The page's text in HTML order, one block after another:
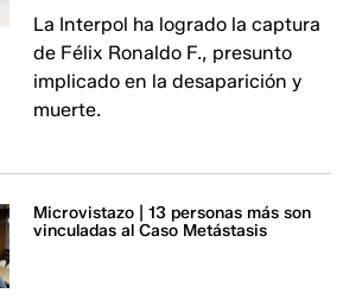
La Interpol ha logrado la captura
de Félix Ronaldo F., presunto
implicado en la desaparición y
muerte.​​​
Microvistazo | 13 personas más son
vinculadas al Caso Metástasis